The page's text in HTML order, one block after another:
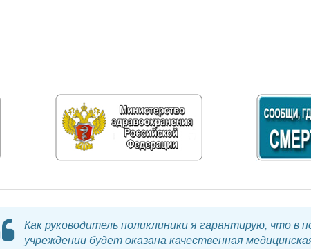
Как руководитель поликлиники я гарантирую, что в
учреждении будет оказана качественная